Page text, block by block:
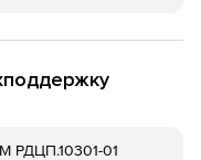
РДЦП.10301-01